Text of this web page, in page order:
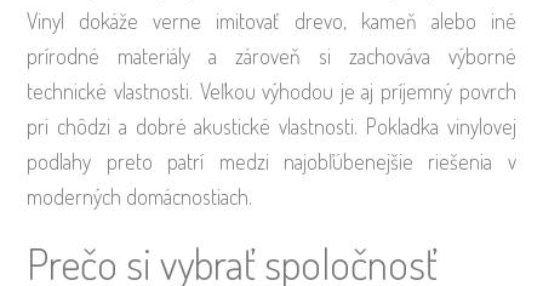
Vinyl dokáže verne imitovať drevo, kameň alebo iné
prírodné materiály a zároveň si zachováva výborné
technické vlastnosti. Veľkou výhodou je aj príjemný povrch
pri chôdzi a dobré akustické vlastnosti. Pokladka vinylovej
podlahy preto patrí medzi najobľúbenejšie riešenia v
moderných domácnostiach.
Prečo si vybrať spoločnosť